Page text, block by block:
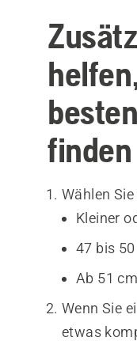
finden
Wählen
Kleiner
47 bis
Ab 51
Wenn Sie
etwas